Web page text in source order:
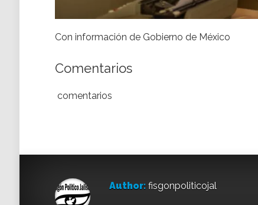
Con información de Gobierno de México
Comentarios
comentarios
Author: fisgonpoliticojal